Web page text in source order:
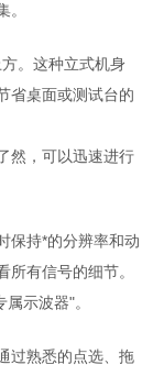
。
。这种立式机身
省桌面或测试台的
然，可以迅速进行
保持*的分辨率和动
有信号的细节。
示波器"。
过熟悉的点选、拖